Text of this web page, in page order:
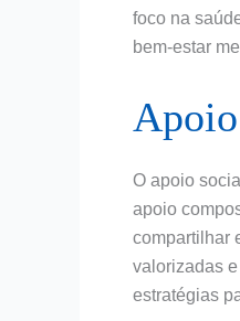
foco na
bem-estar
O apoio
apoio
compartilhar
valorizadas
estratégias